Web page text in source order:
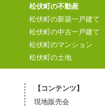
松伏町の不動産
松伏町の新築一戸建て
松伏町の中古一戸建て
松伏町のマンション
松伏町の土地
【コンテンツ】
現地販売会